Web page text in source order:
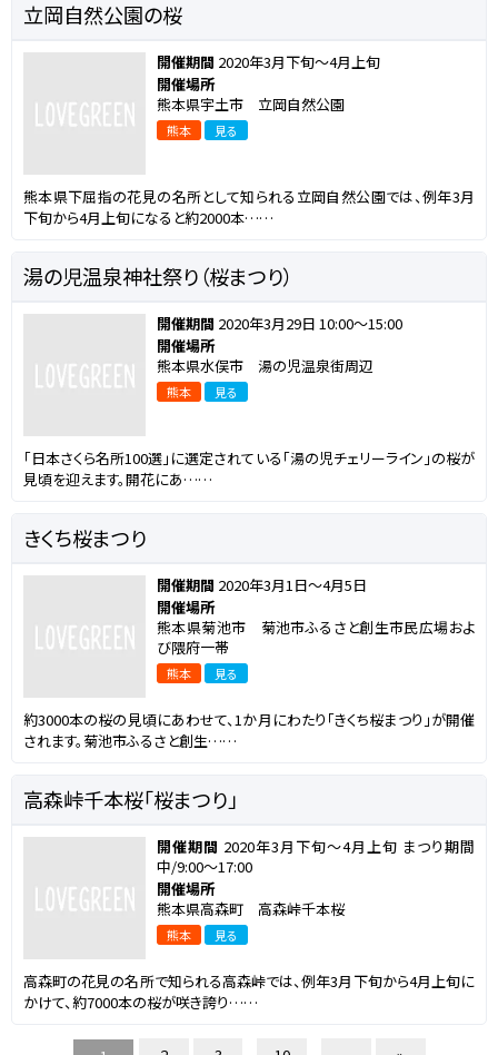
立岡自然公園の桜
開催期間 2020年3月下旬～4月上旬
開催場所
熊本県宇土市 立岡自然公園
熊本 見る
熊本県下屈指の花見の名所として知られる立岡自然公園では、例年3月
下旬から4月上旬になると約2000本……
湯の児温泉神社祭り（桜まつり）
開催期間 2020年3月29日 10:00～15:00
開催場所
熊本県水俣市 湯の児温泉街周辺
熊本 見る
「日本さくら名所100選」に選定されている「湯の児チェリーライン」の桜が
見頃を迎えます。開花にあ……
きくち桜まつり
開催期間 2020年3月1日～4月5日
開催場所
熊本県菊池市 菊池市ふるさと創生市民広場およ
び隈府一帯
熊本 見る
約3000本の桜の見頃にあわせて、1か月にわたり「きくち桜まつり」が開催
されます。菊池市ふるさと創生……
高森峠千本桜「桜まつり」
開催期間 2020年3月下旬～4月上旬 まつり期間
中/9:00～17:00
開催場所
熊本県高森町 高森峠千本桜
熊本 見る
高森町の花見の名所で知られる高森峠では、例年3月下旬から4月上旬に
かけて、約7000本の桜が咲き誇り……